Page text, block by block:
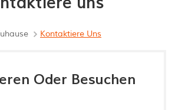
Kontaktiere Uns
Oder Besuchen